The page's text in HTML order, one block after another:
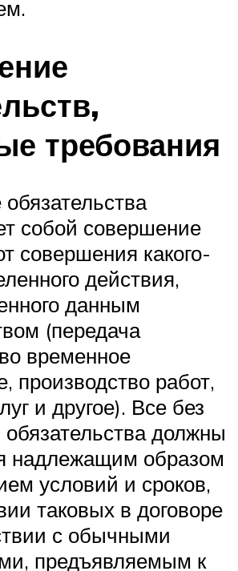
требования
собой совершение
совершения какого-
действия,
данным
(передача
временное
производство работ,
и другое). Все без
должны
надлежащим образом
условий и сроков,
таковых в договоре
с обычными
предъявляемым к